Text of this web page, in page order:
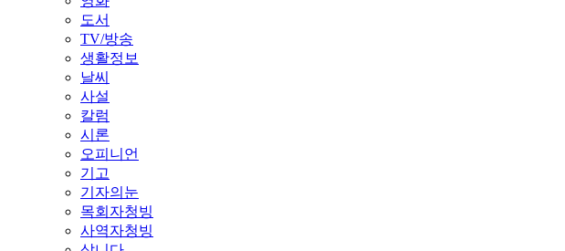
도서
TV/방송
생활정보
날씨
사설
칼럼
시론
오피니언
기고
기자의눈
목회자청빙
사역자청빙